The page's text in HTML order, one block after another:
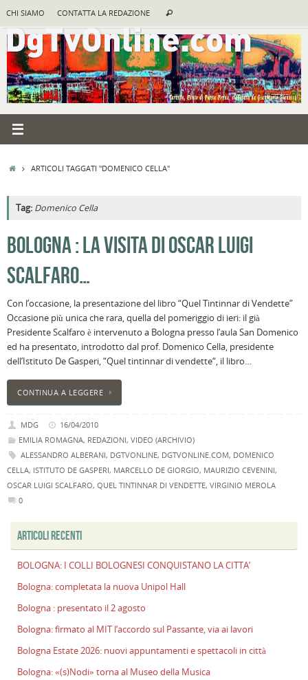
contenuto
CHI SIAMO CONTATTA LA REDAZIONE Cerca
HOMEARTICOLI TAGGATI "DOMENICO CELLA"
Tag: Domenico Cella
BOLOGNA : LA VISITA DI OSCAR LUIGI
SCALFARO…
Con l’occasione, la presentazione del libro “Quel Tintinnar di Vendette”
Occasione più unica che rara, quella del pomeriggio di ieri: il già
Presidente Scalfaro è intervenuto a Bologna presso l’aula San Domenico
ed ha presentato, introdotto dal prof. Domenico Cella, presidente
dell’Istituto De Gasperi, “Quel tintinnar di vendette“, il libro…
CONTINUA A LEGGERE
MDG
16/04/2010
EMILIA ROMAGNA, REDAZIONI, VIDEO (ARCHIVIO)
ALESSANDRO ALBERANI, DGTVONLINE, DGTVONLINE.COM, DOMENICO
CELLA, ISTITUTO DE GASPERI, MARCELLO DE GIORGIO, MAURIZIO CEVENINI,
OSCAR LUIGI SCALFARO, QUEL TINTINNAR DI VENDETTE, VIRGINIO MEROLA
0
ARTICOLI RECENTI
BOLOGNA: I COLLI BOLOGNESI CONQUISTANO LA CITTA’
Bologna: completata la nuova Unipol Hall
Bologna : presentato il 2 agosto
Bologna: firmato al MIT l’accordo sul Passante, via ai lavori
Bologna Estate 2026: nuovi appuntamenti e spettacoli in città
Bologna: «(s)Nodi» torna al Museo della Musica